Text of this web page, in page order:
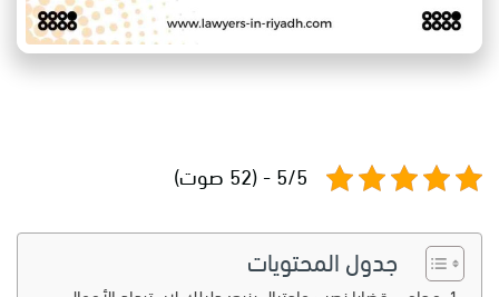
5/5 - (52 صوت)
جدول المحتويات